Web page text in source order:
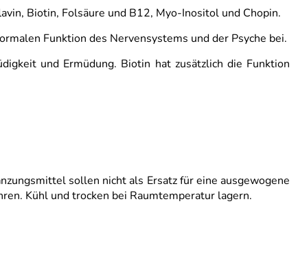
Biotin, Folsäure und B12, Myo-Inositol und Chopin.
Funktion des Nervensystems und der Psyche bei.
und Ermüdung. Biotin hat zusätzlich die Funktion
sollen nicht als Ersatz für eine ausgewogene
Kühl und trocken bei Raumtemperatur lagern.